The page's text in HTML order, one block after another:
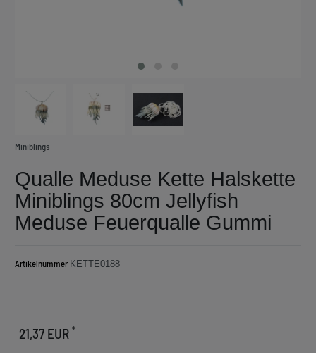
Miniblings
Qualle Meduse Kette Halskette
Miniblings 80cm Jellyfish
Meduse Feuerqualle Gummi
Artikelnummer KETTE0188
21,37 EUR *